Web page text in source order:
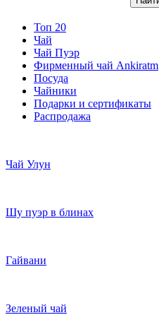
Топ 20
Чай
Чай Пуэр
Фирменный чай Ankiratm
Посуда
Чайники
Подарки и сертификаты
Распродажа
Чай Улун
Шу пуэр в блинах
Гайвани
Зеленый чай